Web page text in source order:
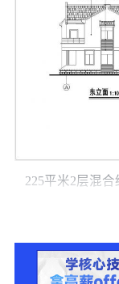
225平米2层混